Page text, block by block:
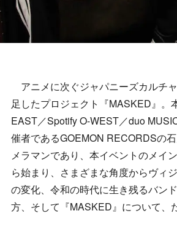
シェア
クマーク
アニメに次ぐジャパニーズカルチ
足したプロジェクト『MASKED』。
EAST／Spotify O-WEST／duo
催者であるGOEMON RECORDSの
メラマンであり、本イベントのメイ
ら始まり、さまざまな角度からヴィ
の変化、令和の時代に生き残るバン
方、そして『MASKED』について、